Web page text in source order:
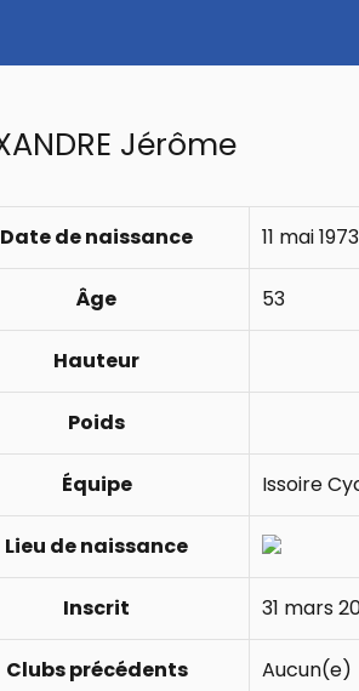
Jérôme
Date de naissance 11 mai 1973
Âge 53
Hauteur
Poids
Équipe Issoire
Lieu de naissance
Inscrit 31 mars
Clubs précédents Aucun(e)